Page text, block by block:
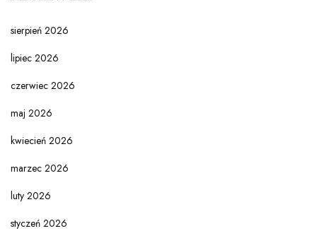
sierpień 2026
lipiec 2026
czerwiec 2026
maj 2026
kwiecień 2026
marzec 2026
luty 2026
styczeń 2026